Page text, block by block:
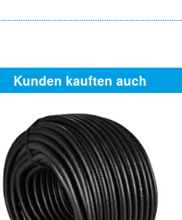
Kunden kauften auch